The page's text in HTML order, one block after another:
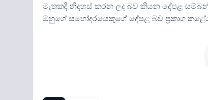
මෑතකදී නිදහස් කරන ලද බව කියන දේපළ
ඔහුගේ සහෝදරයෙකුගේ දේපළ බව ප්‍රකාශ